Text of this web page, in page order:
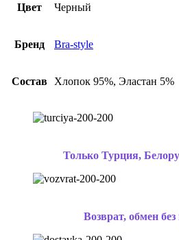
Цвет Черный
Бренд Bra-style
Состав Хлопок 95%, Эластан 5%
Только Турция,
Возврат, обмен